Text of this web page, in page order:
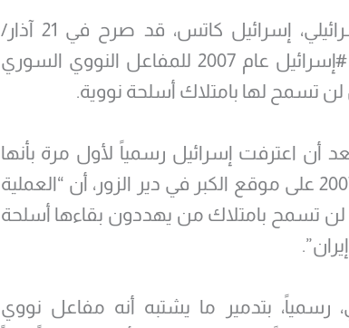
وكان وزير المخابرات الإسرائيلي، إسرائيل كاتس، قد صرح في 21 آذار/
مارس الماضي، أن قصف #إسرائيل عام 2007 للمفاعل النووي السوري
لن تسمح لها بامتلاك أسلحة نووية.
أن اعترفت إسرائيل رسمياً لأول مرة بأنها
نفذت الضربة الجوية عام 2007 على موقع الكبر في دير الزور، أن “العملية
لن تسمح بامتلاك من يهددون بقاءها أسلحة
رسمياً، بتدمير ما يشتبه أنه مفاعل نووي